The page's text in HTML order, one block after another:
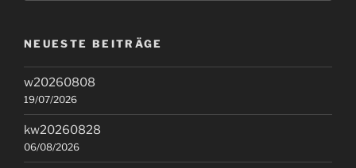
NEUESTE BEITRÄGE
w20260808
19/07/2026
kw20260828
06/08/2026